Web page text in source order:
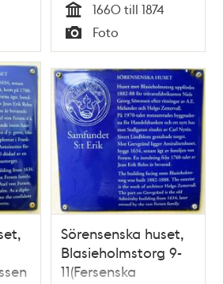
Tid
1660 till 1874
Typ
Foto
Sörensenska huset,
Blasieholmstorg 9-
11(Fersenska